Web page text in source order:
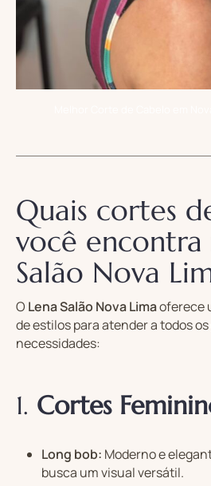
Quais cortes
você encontra
Salão Nova
O Lena Salão Nova Limaoferece
de estilos para atender a todos
necessidades:
1. Cortes
Long bob: Moderno e
busca um visual versátil.